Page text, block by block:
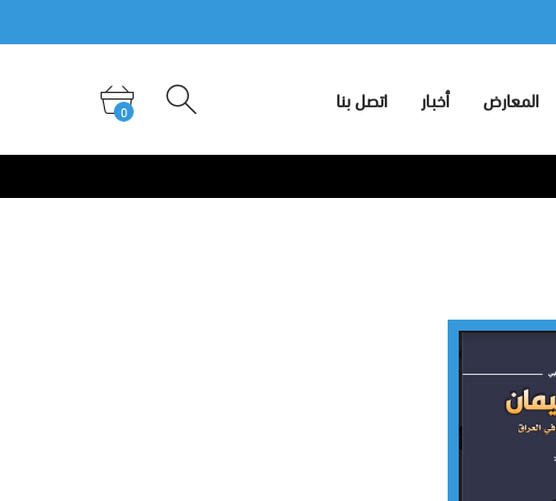
المعارض أخبار اتصل بنا
المعارض أخبار اتصل بنا 0